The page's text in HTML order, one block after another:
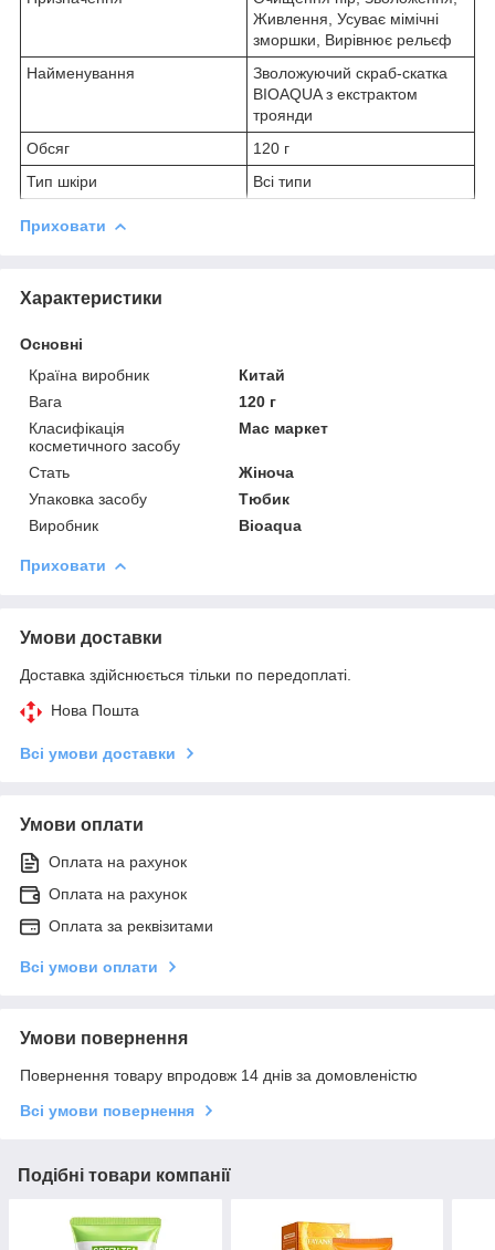
Живлення, Усуває мімічні
зморшки, Вирівнює рельєф
Найменування
Зволожуючий скраб-скатка
BIOAQUA з екстрактом
троянди
Обсяг
120 г
Тип шкіри
Всі типи
Приховати
Характеристики
Основні
Країна виробник
Китай
Вага
120 г
Класифікація
косметичного засобу
Мас маркет
Стать
Жіноча
Упаковка засобу
Тюбик
Виробник
Bioaqua
Приховати
Умови доставки
Доставка здійснюється тільки по передоплаті.
Нова Пошта
Всі умови доставки
Умови оплати
Оплата на рахунок
Оплата на рахунок
Оплата за реквізитами
Всі умови оплати
Умови повернення
Повернення товару впродовж 14 днів за домовленістю
Всі умови повернення
Подібні товари компанії